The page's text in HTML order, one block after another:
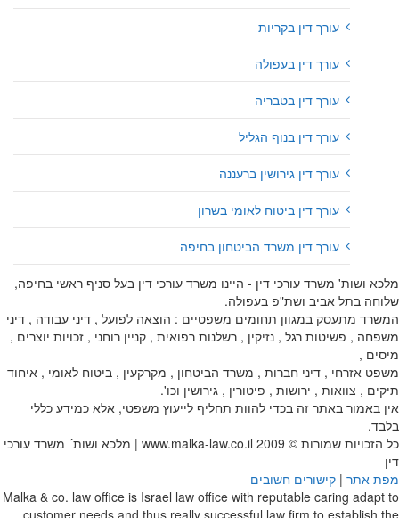
עורך דין בקריות
עורך דין בעפולה
עורך דין בטבריה
עורך דין בנוף הגליל
עורך דין גירושין ברעננה
עורך דין ביטוח לאומי בשרון
עורך דין משרד הביטחון בחיפה
מלכא ושות' משרד עורכי דין - היינו משרד עורכי דין בעל סניף ראשי בחיפה,
שלוחה בתל אביב ושת"פ בעפולה.
המשרד מתעסק במגוון תחומים משפטיים : הוצאה לפועל , דיני עבודה , דיני
משפחה , פשיטות רגל , נזיקין , רשלנות רפואית , קניין רוחני , זכויות יוצרים ,
מיסים ,
משפט אזרחי , דיני חברות , משרד הביטחון , מקרקעין , ביטוח לאומי , איחוד
תיקים , צוואות , ירושות , פיטורין , גירושין וכו'.
אין באמור באתר זה בכדי להוות תחליף לייעוץ משפטי, אלא כמידע כללי
בלבד.
כל הזכויות שמורות © 2009
www.malka-law.co.il | מלכא ושות´ משרד עורכי
דין
מפת אתר | קישורים חשובים
Malka & co. law office is Israel law office with reputable caring adapt to
customer needs and thus really successful law firm to establish the